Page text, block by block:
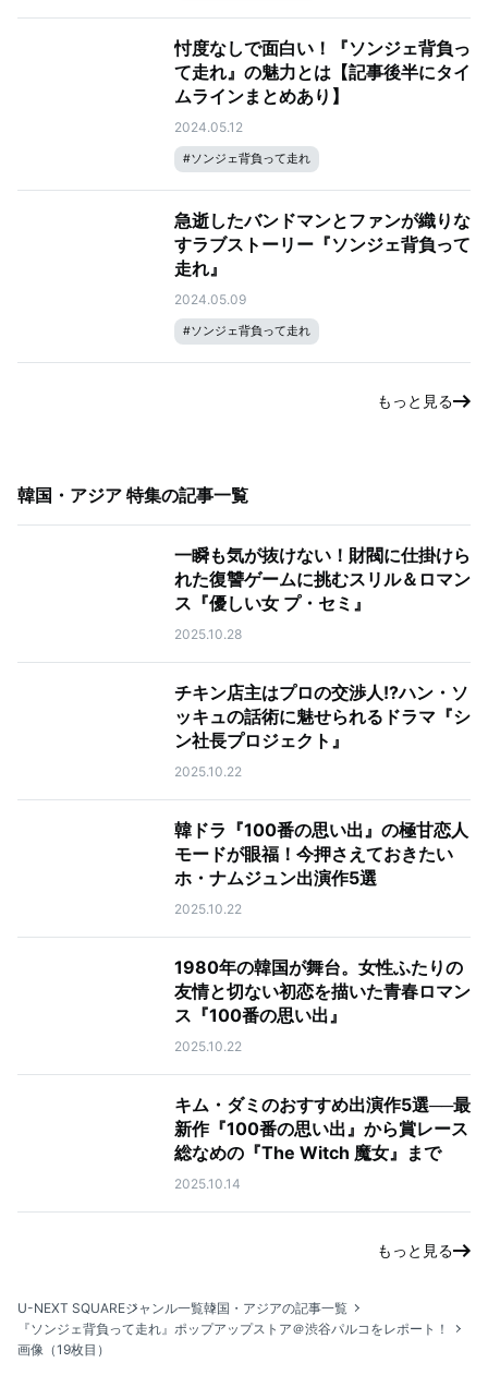
忖度なしで面白い！『ソンジェ背負っ
て走れ』の魅力とは【記事後半にタイ
ムラインまとめあり】
2024.05.12
#ソンジェ背負って走れ
急逝したバンドマンとファンが織りな
すラブストーリー『ソンジェ背負って
走れ』
2024.05.09
#ソンジェ背負って走れ
もっと見る
韓国・アジア 特集の記事一覧
一瞬も気が抜けない！財閥に仕掛けら
れた復讐ゲームに挑むスリル＆ロマン
ス『優しい女 プ・セミ』
2025.10.28
チキン店主はプロの交渉人!?ハン・ソ
ッキュの話術に魅せられるドラマ『シ
ン社長プロジェクト』
2025.10.22
韓ドラ『100番の思い出』の極甘恋人
モードが眼福！今押さえておきたい
ホ・ナムジュン出演作5選
2025.10.22
1980年の韓国が舞台。女性ふたりの
友情と切ない初恋を描いた青春ロマン
ス『100番の思い出』
2025.10.22
キム・ダミのおすすめ出演作5選──最
新作『100番の思い出』から賞レース
総なめの『The Witch 魔女』まで
2025.10.14
もっと見る
U-NEXT SQUAREジャンル一覧韓国・アジアの記事一覧
『ソンジェ背負って走れ』ポップアップストア＠渋谷パルコをレポート！
画像（19枚目）